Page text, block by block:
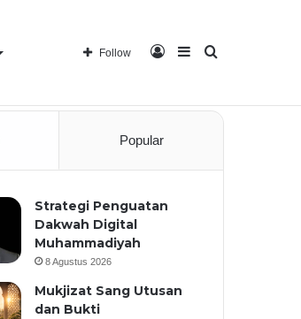
Sidebar
Log
Follow
Popular
Strategi Penguatan
Dakwah Digital
Muhammadiyah
8 Agustus 2026
Mukjizat Sang Utusan
dan Bukti